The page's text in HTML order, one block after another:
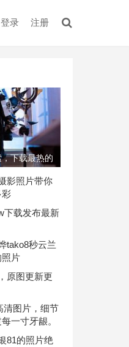
登录 注册
下载最热的
影照片带你
彩
下载发布最新
tako8秒云兰
片
原图更新更
清图片，细节
一寸牙龈。
81的照片绝